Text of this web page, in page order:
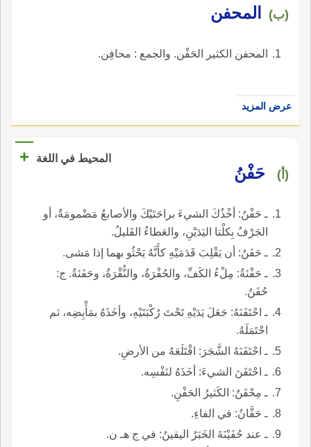
(ب) المحفن
المحفن الكثير الحَفْن. والجمع : محافِن.
عرض المزيد
المحيط في اللغة +
(أ) حَفْنُ
ـ حَفْنُ: أخْذُكَ الشيءَ براحَتَيْكَ والأصابعُ مَضْمومَةٌ، أو
الجَرْفُ بِكلْتا اليَدَيْنِ، والعَطاءُ القَليلُ.
ـ حَفَنُ: أن يَقْلِبَ قَدَمَيْهِ كأَنَّهُ يَحْثُو بهما إذا مَشى.
ـ حَفْنَةُ: مِلْءُ الكَفِّ، والحُفْرَةُ، والنُّقْرَةُ، وحَفَنَةُ. ج:
حُفَنٌ.
ـ احْتَفَنَهُ: جَعَلَ يَدَيْهِ تَحْتَ رُكْبَتَيْهِ، وأخَذَهُ بمَأْبِضِه، ثم
احْتَمَلَهُ.
ـ احْتَفَنَهُ الشَّجَرَ: اقْتَلَعَهُ من الأرضِ.
ـ احْتَفَنَ الشيءَ: أخَذَهُ لنَفْسِه.
ـ مِحْفَنٌ: الكَثيرُ الحَفْنِ.
ـ حَفَّانُ: في الفاءِ.
ـ عند حُفَيْنَةَ الخَبَرُ اليقينُ: في ج هـ ن.